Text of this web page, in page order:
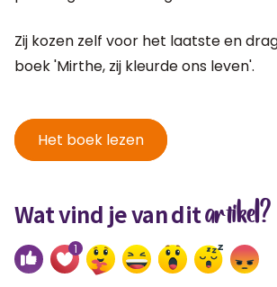
Zij kozen zelf voor het laatste en
boek 'Mirthe, zij kleurde ons leven'.
Het boek lezen
Wat vind je van ditartikel?
1